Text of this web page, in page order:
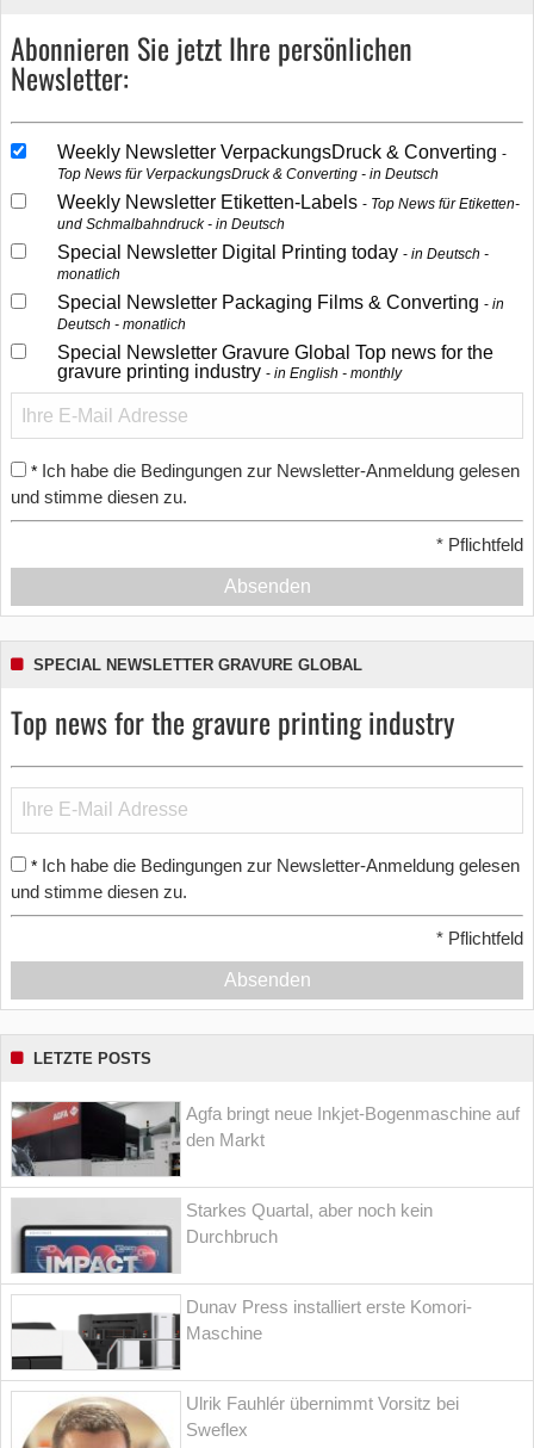
Abonnieren Sie jetzt Ihre persönlichen
Newsletter:
Weekly Newsletter VerpackungsDruck & Converting
Top News für VerpackungsDruck & Converting - in Deutsch
Weekly Newsletter Etiketten-Labels
Top News für Etiketten-
und Schmalbahndruck - in Deutsch
Special Newsletter Digital Printing today
in Deutsch -
monatlich
Special Newsletter Packaging Films & Converting
in
Deutsch - monatlich
Special Newsletter Gravure Global Top news for the
gravure printing industry
in English - monthly
* Ich habe die Bedingungen zur Newsletter-Anmeldung gelesen
und stimme diesen zu.
* Pflichtfeld
Absenden
SPECIAL NEWSLETTER GRAVURE GLOBAL
Top news for the gravure printing industry
* Ich habe die Bedingungen zur Newsletter-Anmeldung gelesen
und stimme diesen zu.
* Pflichtfeld
Absenden
LETZTE POSTS
Agfa bringt neue Inkjet-Bogenmaschine auf
den Markt
Starkes Quartal, aber noch kein
Durchbruch
Dunav Press installiert erste Komori-
Maschine
Ulrik Fauhlér übernimmt Vorsitz bei
Sweflex